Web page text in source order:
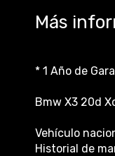
Más
* 1 Año de
Bmw X3 20d
Vehículo
Historial de